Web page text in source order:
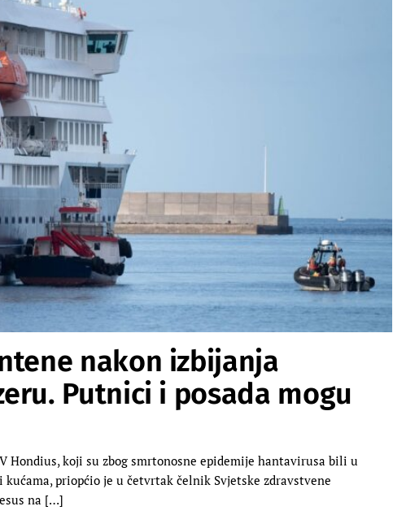
nakon izbijanja
Putnici i posada mogu
Hondius, koji su zbog smrtonosne epidemije hantavirusa bili u
priopćio je u četvrtak čelnik Svjetske zdravstvene
na […]